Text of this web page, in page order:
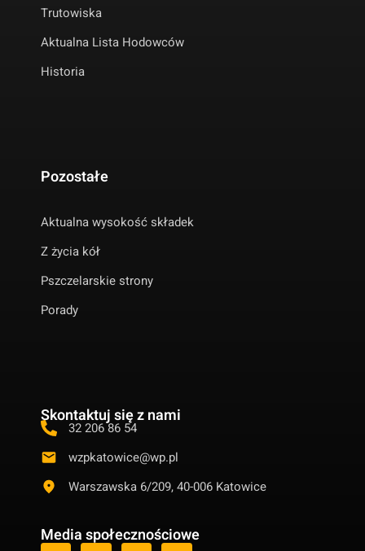
Trutowiska
Aktualna Lista Hodowców
Historia
Pozostałe
Aktualna wysokość składek
Z życia kół
Pszczelarskie strony
Porady
Skontaktuj się z nami
32 206 86 54
wzpkatowice@wp.pl
Warszawska 6/209, 40-006 Katowice
Media społecznościowe